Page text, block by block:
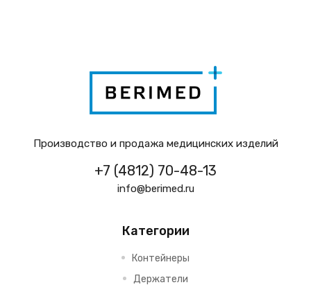
Производство и продажа медицинских изделий
+7 (4812) 70-48-13
info@berimed.ru
Категории
Контейнеры
Держатели